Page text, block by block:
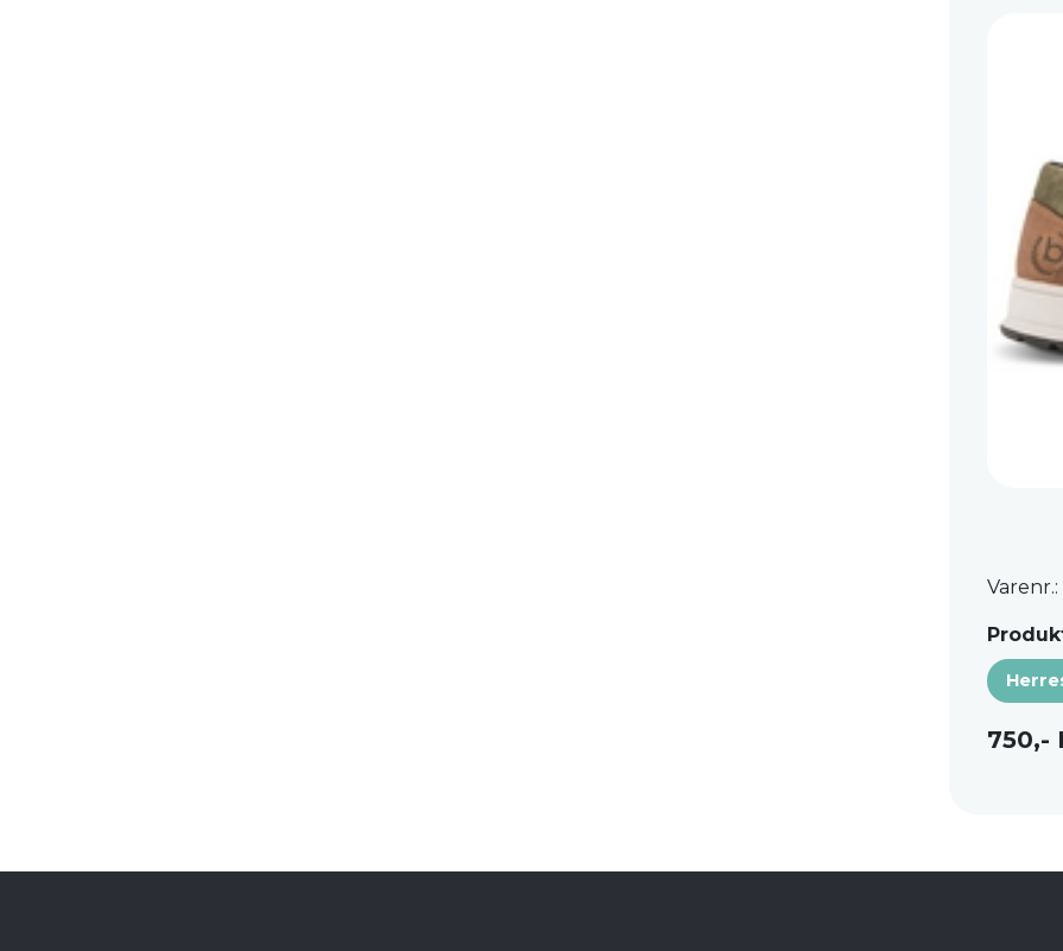
Varenr.:
750,-